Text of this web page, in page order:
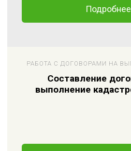
Подробнее
РАБОТА С ДОГОВОРАМИ НА
Составление
выполнение